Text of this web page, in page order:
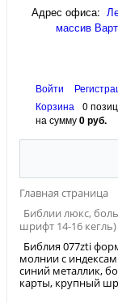
Адрес офиса:
массив
Войти
Корзина
0
на сумму0 руб.
Главная страница
Библии люкс,
шрифт 14-16 кегль)
Библия 077zti
молнии с
синий металлик,
карты, крупный